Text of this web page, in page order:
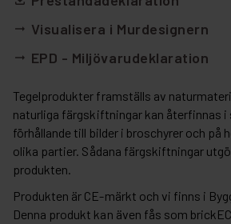
arrow_right_alt Visualisera i Murdesignern
arrow_right_alt EPD - Miljövarudeklaration
Tegelprodukter framställs av
naturliga färgskiftningar kan återfinnas
förhållande till bilder i broschyrer och på
olika partier. Sådana färgskiftningar
produkten.
Produkten är CE-märkt och vi finns i
Denna produkt kan även fås som